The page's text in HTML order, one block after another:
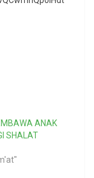
ANAK
SHALAT